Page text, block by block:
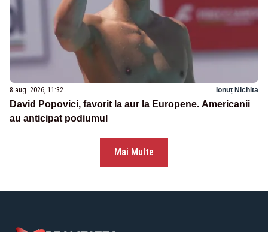
8 aug. 2026, 11:32 Ionuț Nichita
David Popovici, favorit la aur la Europene. Americanii
au anticipat podiumul
Mai Multe